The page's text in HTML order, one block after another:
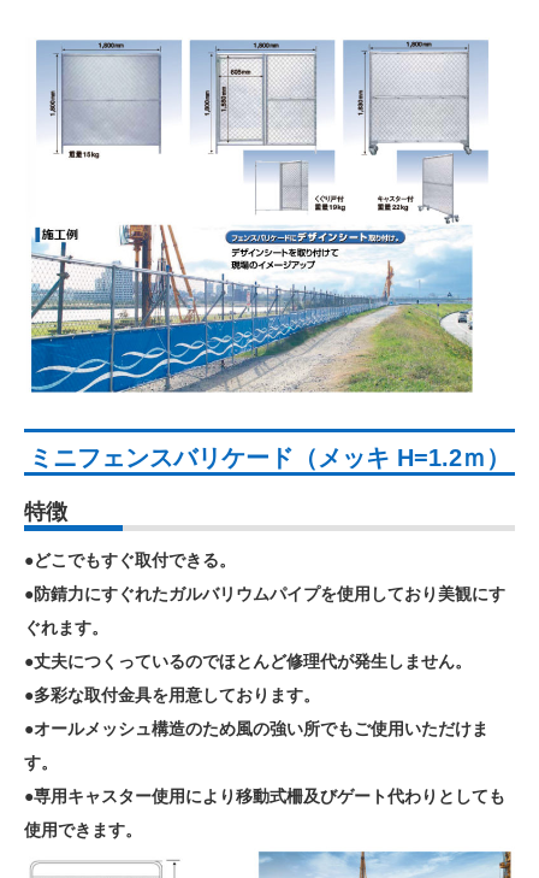
ミニフェンスバリケード（メッキ H=1.2ｍ）
特徴
●どこでもすぐ取付できる。
●防錆力にすぐれたガルバリウムパイプを使用しており美観にす
ぐれます。
●丈夫につくっているのでほとんど修理代が発生しません。
●多彩な取付金具を用意しております。
●オールメッシュ構造のため風の強い所でもご使用いただけま
す。
●専用キャスター使用により移動式柵及びゲート代わりとしても
使用できます。